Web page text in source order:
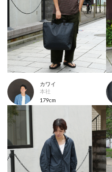
カワイ
本社
179cm